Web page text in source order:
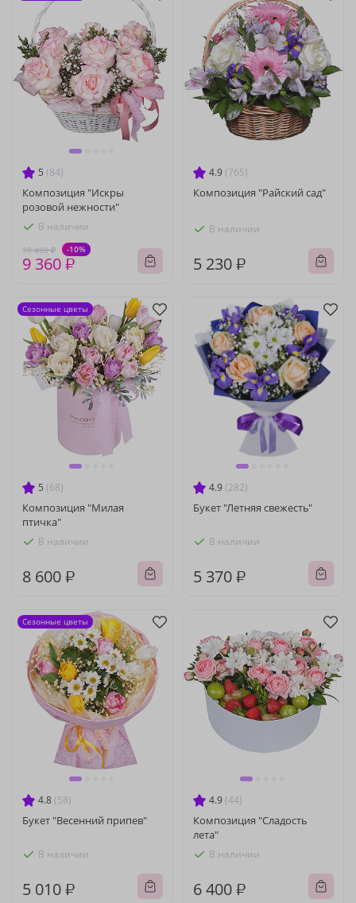
5 (84)
Композиция "Искры
розовой нежности"
В наличии
10 400 ₽ -10%
9 360 ₽
4.9 (765)
Композиция "Райский сад"
В наличии
5 230 ₽
5 (68)
Композиция "Милая
птичка"
В наличии
8 600 ₽
Сезонные цветы
4.9 (282)
Букет "Летняя свежесть"
В наличии
5 370 ₽
4.8 (58)
Букет "Весенний припев"
В наличии
5 010 ₽
Сезонные цветы
4.9 (44)
Композиция "Сладость
лета"
В наличии
6 400 ₽